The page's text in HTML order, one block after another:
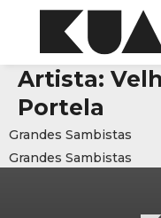
Artista:
Portela
Grandes Sambistas
Grandes Sambistas